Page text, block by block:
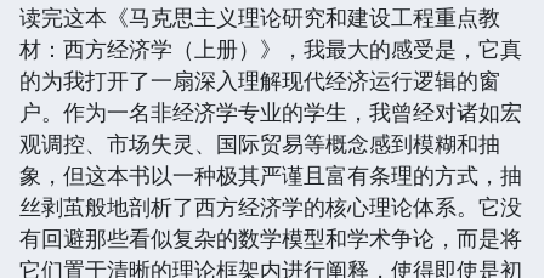
读完这本《马克思主义理论研究和建设工程重点教
材：西方经济学（上册）》，我最大的感受是，它真
的为我打开了一扇深入理解现代经济运行逻辑的窗
户。作为一名非经济学专业的学生，我曾经对诸如宏
观调控、市场失灵、国际贸易等概念感到模糊和抽
象，但这本书以一种极其严谨且富有条理的方式，抽
丝剥茧般地剖析了西方经济学的核心理论体系。它没
有回避那些看似复杂的数学模型和学术争论，而是将
它们置于清晰的理论框架内进行阐释，使得即使是初